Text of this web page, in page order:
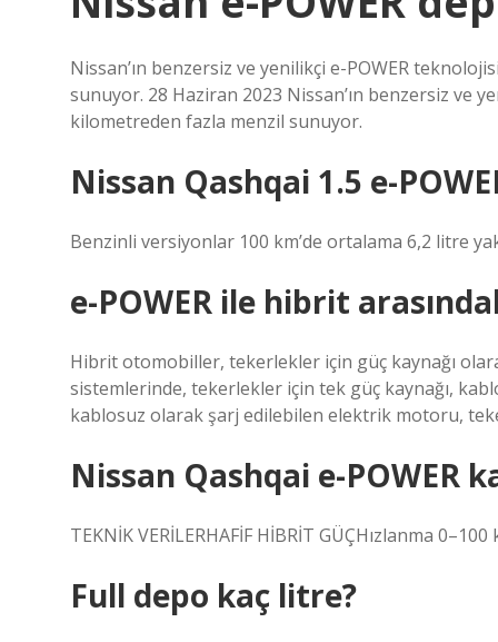
Nissan’ın benzersiz ve yenilikçi e-POWER
sunuyor. 28 Haziran 2023 Nissan’ın benzersiz ve
kilometreden fazla menzil sunuyor.
Nissan Qashqai 1.5 e-
Benzinli versiyonlar 100 km’de ortalama 6,2 litre
e-POWER ile hibrit
Hibrit otomobiller, tekerlekler için güç kaynağı
sistemlerinde, tekerlekler için tek güç kaynağı,
kablosuz olarak şarj edilebilen elektrik motoru,
Nissan Qashqai e-POWER
TEKNİK VERİLERHAFİF HİBRİT GÜÇHızlanma
Full depo kaç litre?